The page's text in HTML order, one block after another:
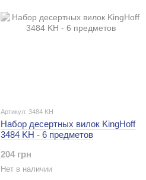
Артикул: 3484 KH
Набор десертных вилок KingHoff
3484 KH - 6 предметов
204 грн
Нет в наличии